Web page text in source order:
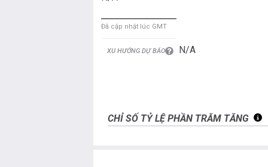
Đã cập nhật lúc GMT
XU HƯỚNG DỰ BÁO N/A
CHỈ SỐ TỶ LỆ PHẦN TRĂM TĂNG